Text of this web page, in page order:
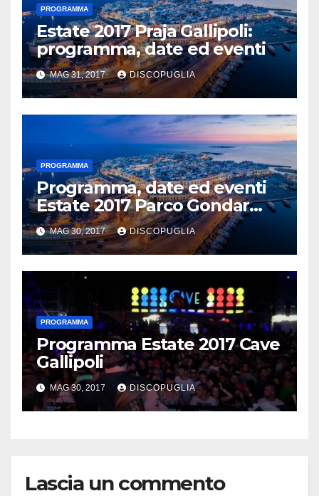
PROGRAMMA
Estate 2017 Praja Gallipoli:
programma, date ed eventi
MAG 31, 2017 DISCOPUGLIA
PROGRAMMA
Programma, date ed eventi
Estate 2017 Parco Gondar
Gallipoli
MAG 30, 2017 DISCOPUGLIA
PROGRAMMA
Programma Estate 2017 Cave
Gallipoli
MAG 30, 2017 DISCOPUGLIA
Lascia un commento